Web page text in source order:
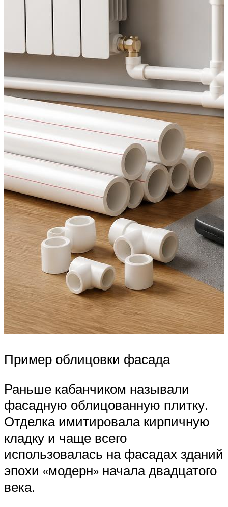
Пример облицовки фасада
Раньше кабанчиком называли
фасадную облицованную плитку.
Отделка имитировала кирпичную
кладку и чаще всего
использовалась на фасадах зданий
эпохи «модерн» начала двадцатого
века.